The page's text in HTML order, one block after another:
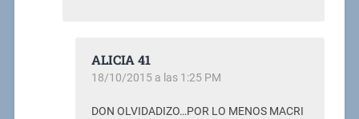
ALICIA 41
18/10/2015 a las 1:25 PM
DON OLVIDADIZO…POR LO MENOS MACRI